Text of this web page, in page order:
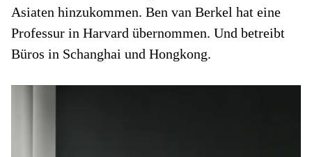
Asiaten hinzukommen. Ben van Berkel hat eine
Professur in Harvard übernommen. Und betreibt
Büros in Schanghai und Hongkong.